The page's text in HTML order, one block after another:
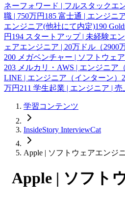
ネーフォワード | フルスタックエ
職 | 750万円 185 富士通 | エンジニ
エンジニア(他社にて内定)190
円 194 スタートアップ | 未経験エ
ェアエンジニア | 20万ドル（2900
200 メガベンチャー | ソフトウェ
203 メルカリ・AWS | エンジニア
LINE | エンジニア（インターン）
万円 211 学生起業 | エンジニア | 売
学習コンテンツ
InsideStory InterviewCat
Apple | ソフトウェアエンジ
Apple | ソフト